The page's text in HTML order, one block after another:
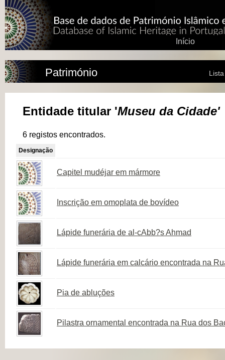
Início
Património
Entidade titular 'Museu da Cidade'
6 registos encontrados.
Designação
Capitel mudéjar em mármore
Inscrição em omoplata de bovídeo
Lápide funerária de al-cAbb?s Ahmad
Lápide funerária em calcário encontrada na
Pia de abluções
Pilastra ornamental encontrada na Rua dos